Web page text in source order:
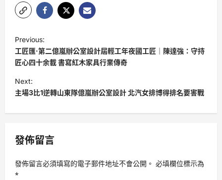
o
s
t
n
a
i
a
Previous:
工匠匯·第二億嵐辦公室設計屆輕工年夜國工匠｜陳達強：守持
匠心四十余載 書寫紅木家具行業傳奇
Next:
主場3比1逆轉山東隊億嵐辦公室設計 北汽女排博得排名要害戰
發佈留言
發佈留言必須填寫的電子郵件地址不會公開。 必填欄位標示為
*